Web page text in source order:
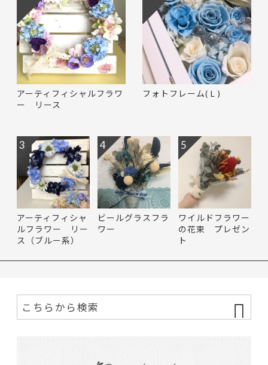
アーティフィシャルフラワ
ー リース
フォトフレーム( L )
アーティフィシャ
ルフラワー リー
ス（ブルー系）
3
ビールグラスフラ
ワー
4
ワイルドフラワー
の花束 プレゼン
ト
5